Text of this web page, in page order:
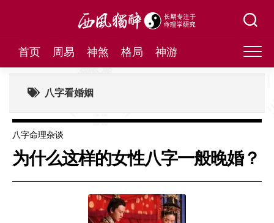
首页 周易 神煞 格局 神游
八字看婚姻
八字命理杂谈
为什么这样的女性八字一般晚婚？